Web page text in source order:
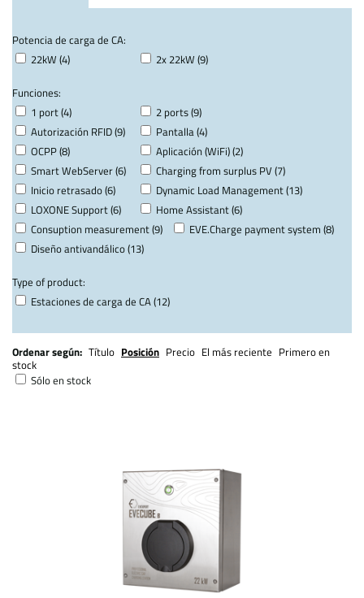
Potencia de carga de CA:
22kW (4)
2x 22kW (9)
Funciones:
1 port (4)
2 ports (9)
Autorización RFID (9)
Pantalla (4)
OCPP (8)
Aplicación (WiFi) (2)
Smart WebServer (6)
Charging from surplus PV (7)
Inicio retrasado (6)
Dynamic Load Management (13)
LOXONE Support (6)
Home Assistant (6)
Consuption measurement (9)
EVE.Charge payment system (8)
Diseño antivandálico (13)
Type of product:
Estaciones de carga de CA (12)
Ordenar según: Título Posición Precio El más reciente Primero en
stock
Sólo en stock